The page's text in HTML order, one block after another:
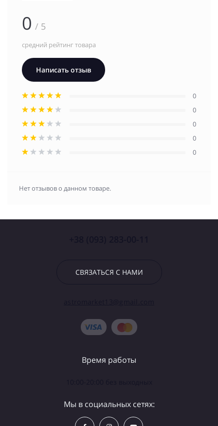
0 / 5
средний рейтинг товара
Написать отзыв
0
0
0
0
0
Нет отзывов о данном товаре.
СВЯЗАТЬСЯ С НАМИ
Время работы
Мы в социальных сетях: